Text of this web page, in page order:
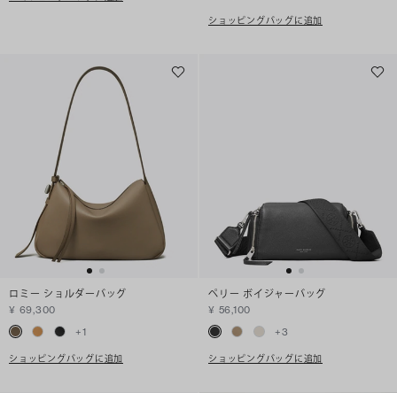
ショッピングバッグに追加
ロミー ショルダーバッグ
¥ 69,300
+1
ショッピングバッグに追加
ペリー ボイジャーバッグ
¥ 56,100
+3
ショッピングバッグに追加